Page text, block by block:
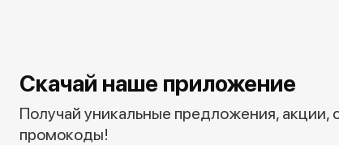
Скачай наше приложение
Получай уникальные предложения, акции,
промокоды!